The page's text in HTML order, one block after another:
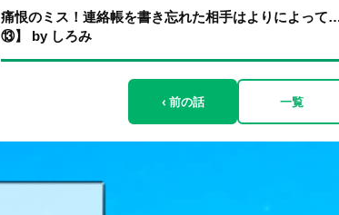
痛恨のミス！連絡帳を書き忘れた相手はよりによっ
⑬】 by しろみ
‹ 前の話 一覧